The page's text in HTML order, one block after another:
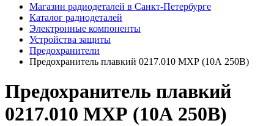
Магазин радиодеталей в Санкт-Петербурге
Каталог радиодеталей
Электронные компоненты
Устройства защиты
Предохранители
Предохранитель плавкий 0217.010 МХР (10А 250В)
Предохранитель плавкий
0217.010 МХР (10А 250В)